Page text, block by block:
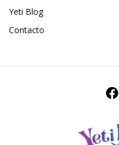
Yeti Blog
Contacto